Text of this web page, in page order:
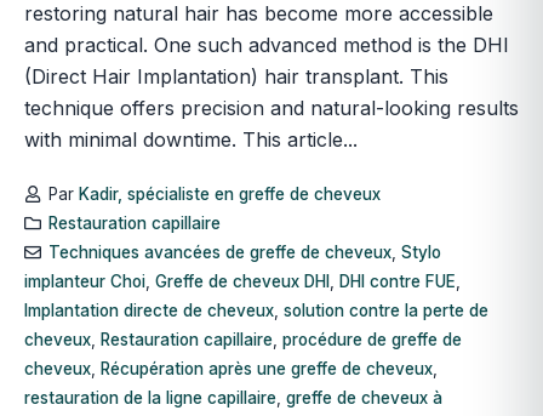
restoring natural hair has become more accessible
and practical. One such advanced method is the DHI
(Direct Hair Implantation) hair transplant. This
technique offers precision and natural-looking results
with minimal downtime. This article...
Par Kadir, spécialiste en greffe de cheveux
Restauration capillaire
Techniques avancées de greffe de cheveux, Stylo
implanteur Choi, Greffe de cheveux DHI , DHI contre FUE,
Implantation directe de cheveux, solution contre la perte de
cheveux, Restauration capillaire, procédure de greffe de
cheveux, Récupération après une greffe de cheveux,
restauration de la ligne capillaire, greffe de cheveux à